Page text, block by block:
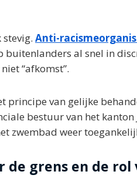
Anti-
buitenlanders al snel in
“afkomst”.
principe van gelijke
bestuur van het kanton
zwembad weer
de grens en de